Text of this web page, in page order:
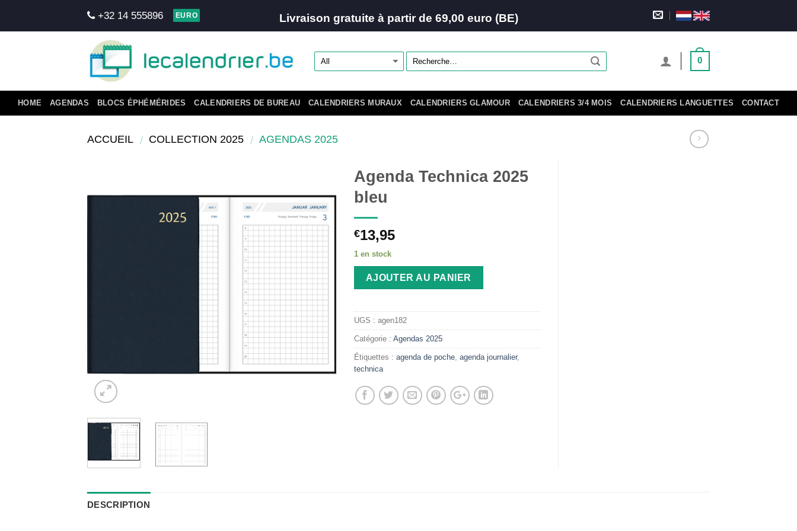
+32 14 555896 EURO Livraison gratuite à partir de 69,00 euro (BE)
0
HOME AGENDAS BLOCS ÉPHÉMÉRIDES CALENDRIERS DE BUREAU CALENDRIERS MURAUX CALENDRIERS GLAMOUR CALENDRIERS 3/4 MOIS CALENDRIERS LANGUETTES CONTACT
ACCUEIL / COLLECTION 2025 / AGENDAS 2025
Agenda Technica 2025
bleu
€13,95
1 en stock
AJOUTER AU PANIER
UGS : agen182
Catégorie : Agendas 2025
Étiquettes : agenda de poche agenda journalier,
technica
DESCRIPTION